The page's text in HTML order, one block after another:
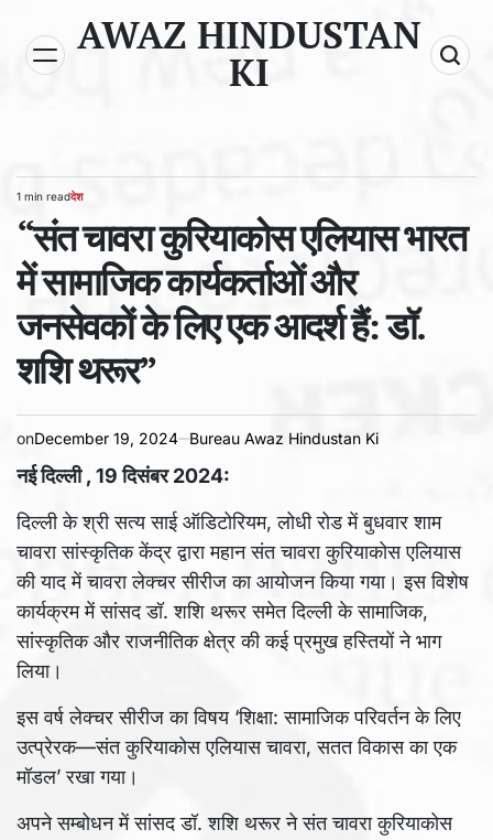
content
AWAZ HINDUSTAN
KI
Estimated
read
time
1 min readPOSTED
देश
“संत चावरा कुरियाकोस एलियास भारत
में सामाजिक कार्यकर्ताओं और
जनसेवकों के लिए एक आदर्श हैं: डॉ.
शशि थरूर”
onDecember 19, 2024 Bureau Awaz Hindustan Ki
नई दिल्ली , 19 दिसंबर 2024:
दिल्ली के श्री सत्य साई ऑडिटोरियम, लोधी रोड में बुधवार शाम
चावरा सांस्कृतिक केंद्र द्वारा महान संत चावरा कुरियाकोस एलियास
की याद में चावरा लेक्चर सीरीज का आयोजन किया गया। इस विशेष
कार्यक्रम में सांसद डॉ. शशि थरूर समेत दिल्ली के सामाजिक,
सांस्कृतिक और राजनीतिक क्षेत्र की कई प्रमुख हस्तियों ने भाग
लिया।
इस वर्ष लेक्चर सीरीज का विषय ‘शिक्षा: सामाजिक परिवर्तन के लिए
उत्प्रेरक—संत कुरियाकोस एलियास चावरा, सतत विकास का एक
मॉडल’ रखा गया।
अपने सम्बोधन में सांसद डॉ. शशि थरूर ने संत चावरा कुरियाकोस